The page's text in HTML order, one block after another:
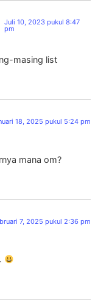
Juli 10, 2023 pukul 8:47
pm
masing list
18, 2025 pukul 5:24 pm
mana om?
7, 2025 pukul 2:36 pm